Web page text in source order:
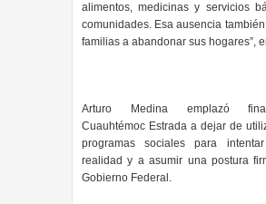
alimentos, medicinas y servicios
comunidades. Esa ausencia
familias a abandonar sus hogares”,
Arturo Medina emplazó
Cuauhtémoc Estrada a dejar de
programas sociales para
realidad y a asumir una postura
Gobierno Federal.